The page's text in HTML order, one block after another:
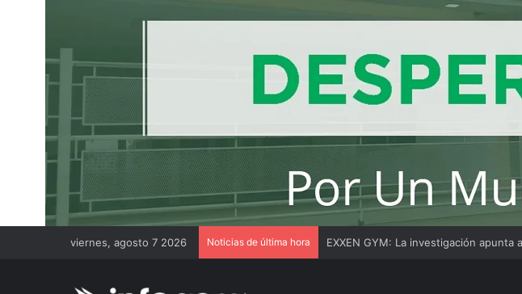
viernes, agosto 7 2026 Noticias de última hora Duro mensaje del arzobispo de